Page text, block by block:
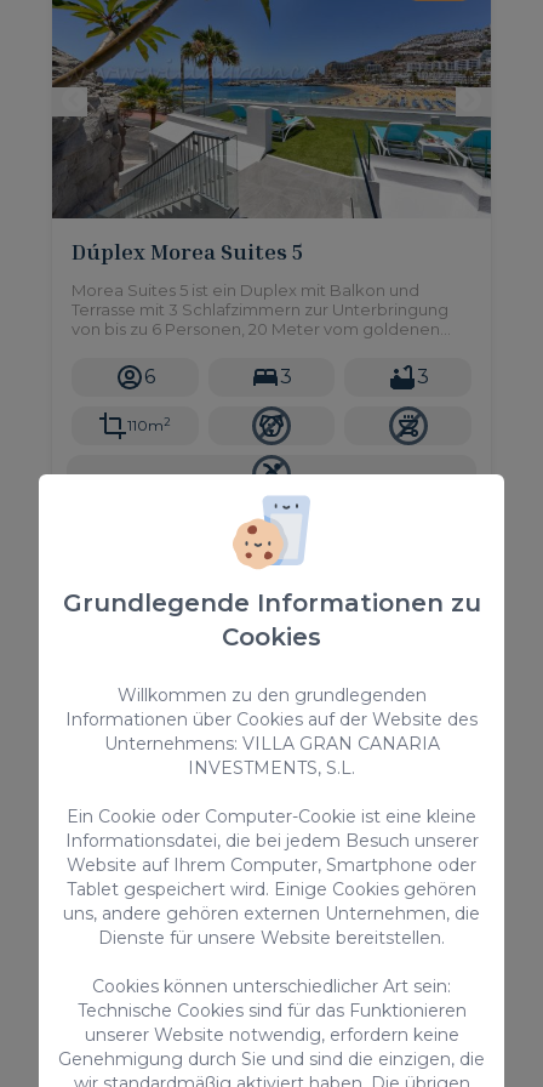
Dúplex Morea Suites 5
Morea Suites 5 ist ein Duplex mit Balkon und
Terrasse mit 3 Schlafzimmern zur Unterbringung
von bis zu 6 Personen, 20 Meter vom goldenen
Canaria entfernt.
6 3 3
110m2
/ Nacht
Chalet Santa Ana 15
Chalet Santa Ana ist ein fabelhaftes Ferienhaus in
entfernt. Es bietet Platz für bis zu 4 Personen und
gehört zu einem gepflegten Komplex von
Maisonetten, der Zugang zu einem gemeinsamen
Pool bietet.
4 2 1.5
115m
Grundlegende Informationen zu
Cookies
Willkommen zu den grundlegenden
Informationen über Cookies auf der Website des
Unternehmens: VILLA GRAN CANARIA
INVESTMENTS, S.L.
Ein Cookie oder Computer-Cookie ist eine kleine
Informationsdatei, die bei jedem Besuch unserer
Website auf Ihrem Computer, Smartphone oder
Tablet gespeichert wird. Einige Cookies gehören
uns, andere gehören externen Unternehmen, die
Dienste für unsere Website bereitstellen.
Cookies können unterschiedlicher Art sein:
Technische Cookies sind für das Funktionieren
unserer Website notwendig, erfordern keine
Genehmigung durch Sie und sind die einzigen, die